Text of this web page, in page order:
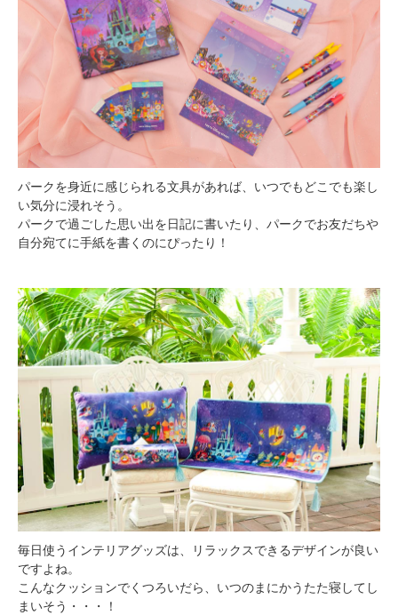
パークを身近に感じられる文具があれば、いつでもどこでも楽し
い気分に浸れそう。
パークで過ごした思い出を日記に書いたり、パークでお友だちや
自分宛てに手紙を書くのにぴったり！
毎日使うインテリアグッズは、リラックスできるデザインが良い
ですよね。
こんなクッションでくつろいだら、いつのまにかうたた寝してし
まいそう・・・！